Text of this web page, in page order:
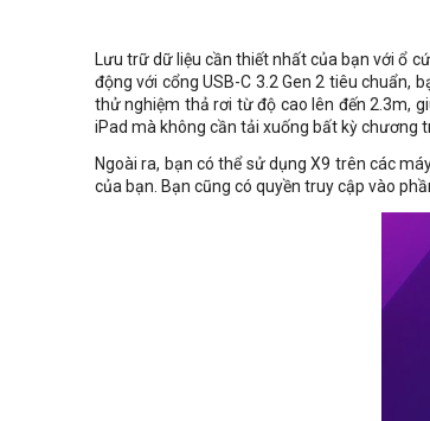
Lưu trữ dữ liệu cần thiết nhất của bạn với ổ
động với cổng USB-C 3.2 Gen 2 tiêu chuẩn,
thử nghiệm thả rơi từ độ cao lên đến 2.3m,
iPad mà không cần tải xuống bất kỳ chương
Ngoài ra, bạn có thể sử dụng X9 trên các
của bạn. Bạn cũng có quyền truy cập vào